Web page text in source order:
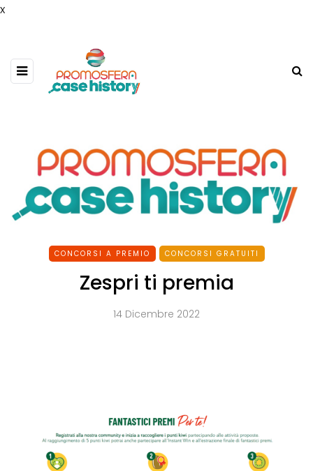
x
CONCORSI A PREMIO CONCORSI GRATUITI
Zespri ti premia
14 Dicembre 2022